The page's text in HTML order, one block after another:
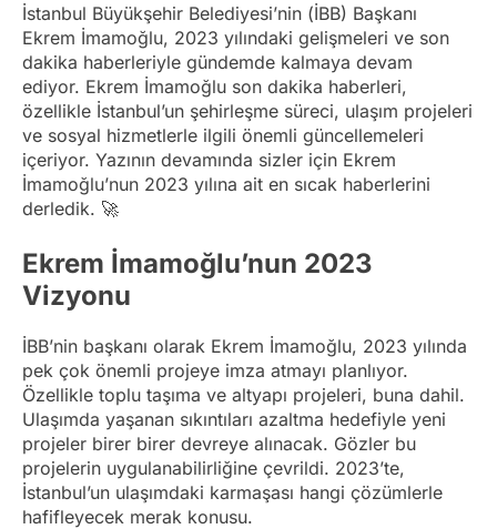
İstanbul Büyükşehir Belediyesi’nin (İBB) Başkanı
Ekrem İmamoğlu, 2023 yılındaki gelişmeleri ve son
dakika haberleriyle gündemde kalmaya devam
ediyor. Ekrem İmamoğlu son dakika haberleri,
özellikle İstanbul’un şehirleşme süreci, ulaşım projeleri
ve sosyal hizmetlerle ilgili önemli güncellemeleri
içeriyor. Yazının devamında sizler için Ekrem
İmamoğlu’nun 2023 yılına ait en sıcak haberlerini
derledik. 🚀
Ekrem İmamoğlu’nun 2023
Vizyonu
İBB’nin başkanı olarak Ekrem İmamoğlu, 2023 yılında
pek çok önemli projeye imza atmayı planlıyor.
Özellikle toplu taşıma ve altyapı projeleri, buna dahil.
Ulaşımda yaşanan sıkıntıları azaltma hedefiyle yeni
projeler birer birer devreye alınacak. Gözler bu
projelerin uygulanabilirliğine çevrildi. 2023’te,
İstanbul’un ulaşımdaki karmaşası hangi çözümlerle
hafifleyecek merak konusu.